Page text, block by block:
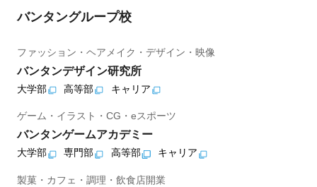
バンタングループ校
ファッション・ヘアメイク・デザイン・映像
バンタンデザイン研究所
大学部 高等部 キャリア
ゲーム・イラスト・CG・eスポーツ
バンタンゲームアカデミー
大学部 専門部 高等部 キャリア
製菓・カフェ・調理・飲食店開業